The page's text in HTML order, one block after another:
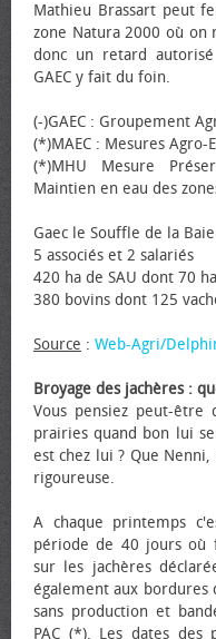
Mathieu Brassart peut
zone Natura 2000 où
donc un retard
GAEC y fait du foin.
(-)GAEC : Groupement
(*)MAEC : Mesures
(*)MHU Mesure
Maintien en eau des
Gaec le Souffle de la
5 associés et 2 salariés
420 ha de SAU dont 70
380 bovins dont 125
Source : Web-Agri/
Broyage des jachères :
Vous pensiez peut-être
prairies quand bon lui
est chez lui ? Que
rigoureuse.
A chaque printemps
période de 40 jours où
sur les jachères
également aux bordures
sans production et
PAC (*). Les dates des